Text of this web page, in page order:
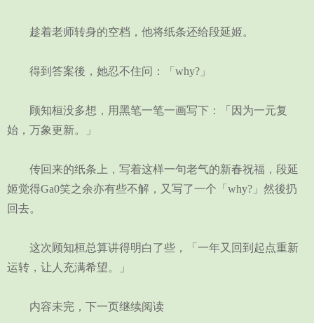
趁着老师转身的空档，他将纸条还给段延姬。
得到答案後，她忍不住问：「why?」
顾知桓没多想，用黑笔一笔一画写下：「因为一元复
始，万象更新。」
传回来的纸条上，写着这样一句老气的新春祝福，段延
姬觉得Ga0笑之余亦有些不解，又写了一个「why?」然後扔
回去。
这次顾知桓总算讲得明白了些，「一年又回到起点重新
运转，让人充满希望。」
内容未完，下一页继续阅读